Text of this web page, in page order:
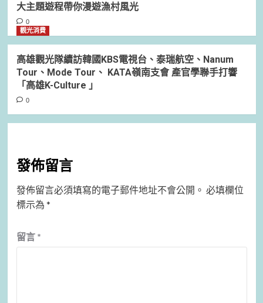
大主題遊程帶你漫遊漁村風光
0
觀光消費
高雄觀光隊續訪韓國KBS電視台、泰瑞航空、Nanum
Tour、Mode Tour、 KATA嶺南支會 產官學聯手打響
「高雄K-Culture 」
0
發佈留言
發佈留言必須填寫的電子郵件地址不會公開。 必填欄位
標示為 *
留言 *